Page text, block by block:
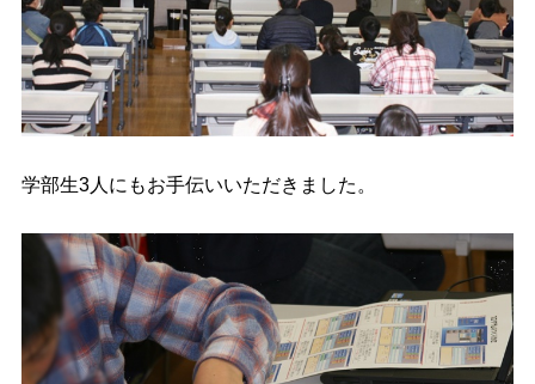
学部生3人にもお手伝いいただきました。